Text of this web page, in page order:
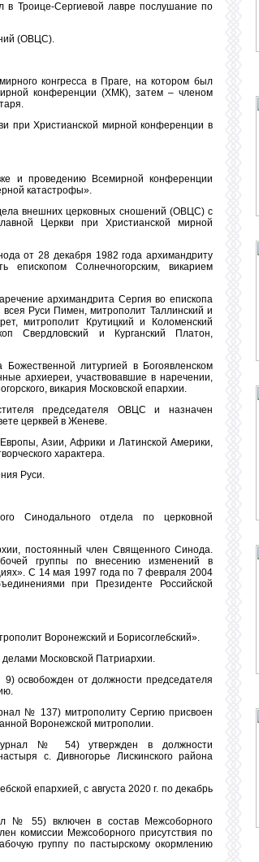
в Троице-Сергиевой лавре послушание по
(ОВЦС).
конгресса в Праге, на котором был
конференции (ХМК), затем – членом
при Христианской мирной конференции в
и проведению Всемирной конференции
катастрофы».
внешних церковных сношений (ОВЦС) с
Церкви при Христианской мирной
от 28 декабря 1982 года архимандриту
Солнечногорским, викарием
архимандрита Сергия во епископа
Руси Пимен, митрополит Таллинский и
митрополит Крутицкий и Коломенский
Свердловский и Курганский Платон,
литургией в Богоявленском
архиереи, участвовавшие в наречении,
викария Московской епархии.
председателя ОВЦС и назначен
церквей в Женеве.
Азии, Африки и Латинской Америки,
характера.
Руси.
Синодального отдела по церковной
постоянный член Священного Синода.
группы по внесению изменений в
С 14 мая 1997 года по 7 февраля 2004
при Президенте Российской
Воронежский и Борисоглебский».
Московской Патриархии.
освобожден от должности председателя
№ 137) митрополиту Сергию присвоен
Воронежской митрополии.
№ 54) утвержден в должности
с. Дивногорье Лискинского района
епархией, с августа 2020 г. по декабрь
№ 55) включен в состав Межсоборного
комиссии Межсоборного присутствия по
группу по пастырскому окормлению